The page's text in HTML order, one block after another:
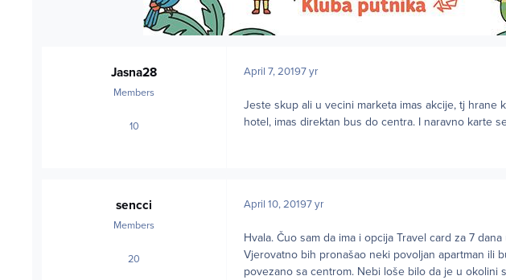
Jasna28
Members
10posts
April 7, 20197 yr
Jeste skup ali u vecini marketa imas akcije, tj
hotel, imas direktan bus do centra. I naravno karte
sencci
Members
20posts
April 10, 20197 yr
Hvala. Čuo sam da ima i opcija Travel card za 7
Vjerovatno bih pronašao neki povoljan apartman ili
povezano sa centrom. Nebi loše bilo da je u okolini